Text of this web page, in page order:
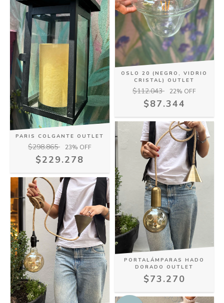
PARIS COLGANTE OUTLET
$298.865 23% OFF
$229.278
OSLO 20 (NEGRO, VIDRIO
CRISTAL) OUTLET
$112.043 22% OFF
$87.344
PORTALÁMPARAS HADO
DORADO OUTLET
$73.270